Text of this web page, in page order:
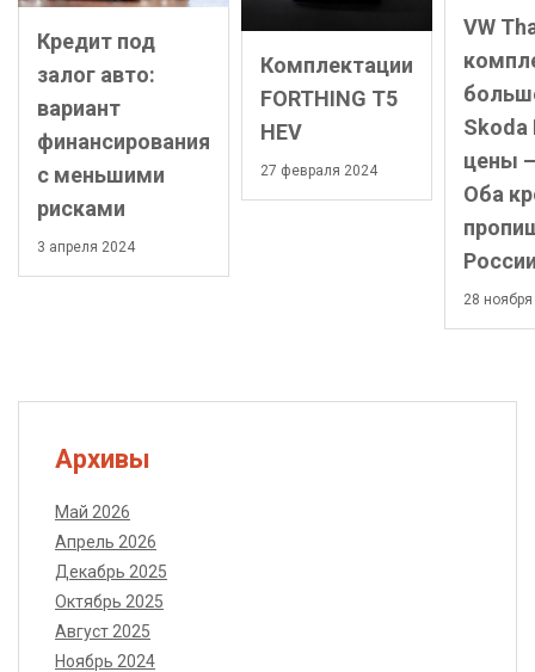
Кредит под
залог авто:
вариант
финансирования
с меньшими
рисками
3 апреля 2024
Комплектации
FORTHING T5
HEV
27 февраля 2024
VW
Skoda
цены
Оба
28
Архивы
Май 2026
Апрель 2026
Декабрь 2025
Октябрь 2025
Август 2025
Ноябрь 2024